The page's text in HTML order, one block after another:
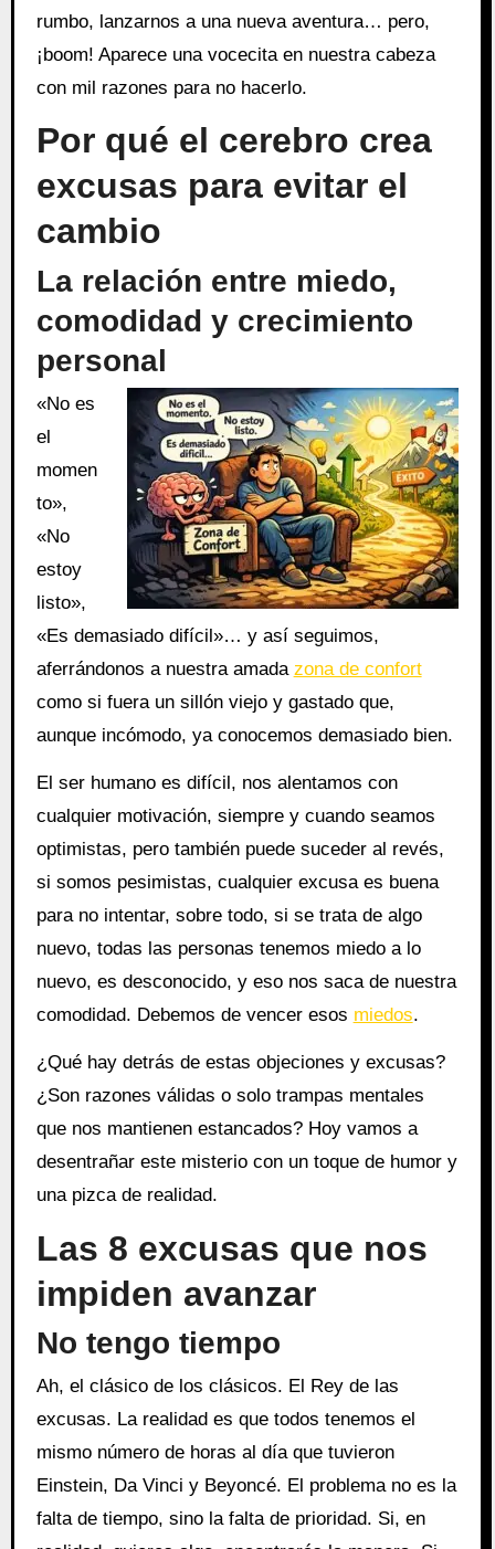
rumbo, lanzarnos a una nueva aventura… pero,
¡boom! Aparece una vocecita en nuestra cabeza
con mil razones para no hacerlo.
Por qué el cerebro crea
excusas para evitar el
cambio
La relación entre miedo,
comodidad y crecimiento
personal
«No es
el
momen
to»,
«No
estoy
listo»,
«Es demasiado difícil»… y así seguimos,
aferrándonos a nuestra amada zona de confort
como si fuera un sillón viejo y gastado que,
aunque incómodo, ya conocemos demasiado bien.
El ser humano es difícil, nos alentamos con
cualquier motivación, siempre y cuando seamos
optimistas, pero también puede suceder al revés,
si somos pesimistas, cualquier excusa es buena
para no intentar, sobre todo, si se trata de algo
nuevo, todas las personas tenemos miedo a lo
nuevo, es desconocido, y eso nos saca de nuestra
comodidad. Debemos de vencer esos miedos.
¿Qué hay detrás de estas objeciones y excusas?
¿Son razones válidas o solo trampas mentales
que nos mantienen estancados? Hoy vamos a
desentrañar este misterio con un toque de humor y
una pizca de realidad.
Las 8 excusas que nos
impiden avanzar
No tengo tiempo
Ah, el clásico de los clásicos. El Rey de las
excusas. La realidad es que todos tenemos el
mismo número de horas al día que tuvieron
Einstein, Da Vinci y Beyoncé. El problema no es la
falta de tiempo, sino la falta de prioridad. Si, en